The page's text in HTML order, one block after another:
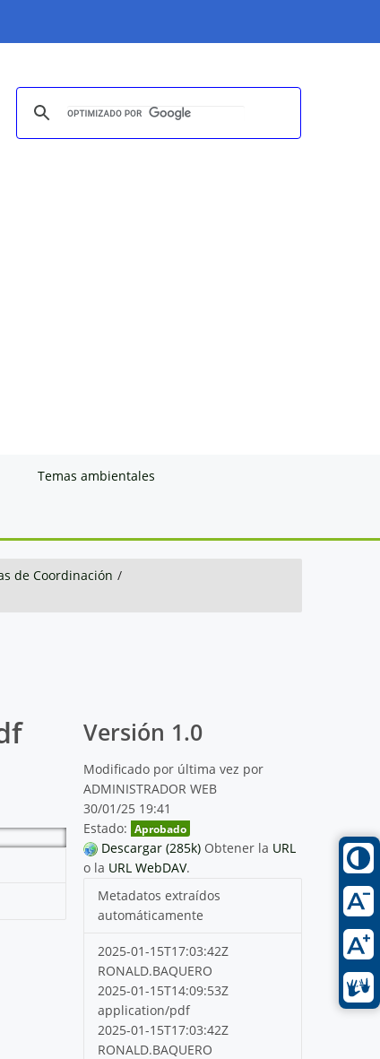
Temas ambientales
de Coordinación /
Versión 1.0
Modificado por última vez por
ADMINISTRADOR WEB
30/01/25 19:41
Estado: Aprobado
Descargar (285k) Obtener la URL
o la URL WebDAV.
Metadatos extraídos
automáticamente
2025-01-15T17:03:42Z
RONALD.BAQUERO
2025-01-15T14:09:53Z
application/pdf
2025-01-15T17:03:42Z
RONALD.BAQUERO